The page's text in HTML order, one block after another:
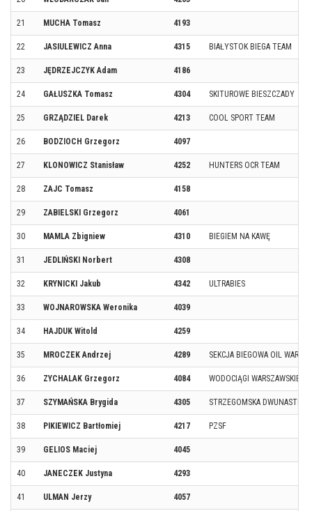
21 MUCHA Tomasz 4193
22 JASIULEWICZ Anna 4315 BIAŁYSTOK BIEGA TEAM
23 JĘDRZEJCZYK Adam 4186
24 GAŁUSZKA Tomasz 4304 SKITUROWE BIESZCZADY
25 GRZĄDZIEL Darek 4213 COOL SPORT TEAM
26 BODZIOCH Grzegorz 4097
27 KLONOWICZ Stanisław 4252 HUNTERS OCR TEAM
28 ZAJC Tomasz 4158
29 ZABIELSKI Grzegorz 4061
30 MAMLA Zbigniew 4310 BIEGIEM NA KAWĘ
31 JEDLIŃSKI Norbert 4308
32 KRYNICKI Jakub 4342 ULTRABIES
33 WOJNAROWSKA Weronika 4039
34 HAJDUK Witold 4259
35 MROCZEK Andrzej 4289 SEKCJA BIEGOWA OIL
36 ZYCHALAK Grzegorz 4084 WODOCIĄGI WARSZAWSKIE
37 SZYMAŃSKA Brygida 4305 STRZEGOMSKA DWUNASTKA
38 PIKIEWICZ Bartłomiej 4217 PZSF
39 GELIOS Maciej 4045
40 JANECZEK Justyna 4293
41 ULMAN Jerzy 4057